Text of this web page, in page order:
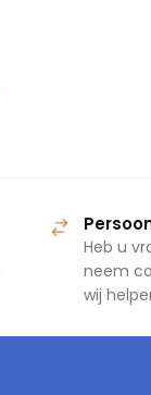
Heb u
neem
wij